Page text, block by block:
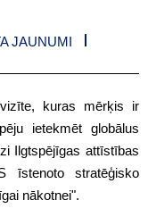
JAUNUMI
vizīte, kuras mērķis ir
ietekmēt globālus
Ilgtspējīgas attīstības
īstenoto stratēģisko
nākotnei".